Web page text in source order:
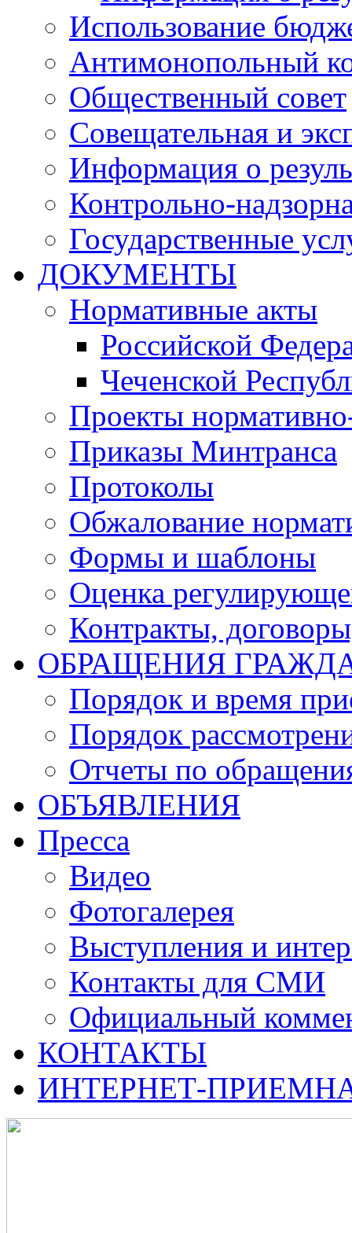
Использование
Антимонопольный
Общественный совет
Совещательная и
Информация о
Контрольно-
Государственные
ДОКУМЕНТЫ
Нормативные акты
Российской
Чеченской
Проекты
Приказы Минтранса
Протоколы
Обжалование
Формы и шаблоны
Оценка
Контракты,
ОБРАЩЕНИЯ
Порядок и время
Порядок
Отчеты по
ОБЪЯВЛЕНИЯ
Пресса
Видео
Фотогалерея
Выступления и
Контакты для СМИ
Официальный
КОНТАКТЫ
ИНТЕРНЕТ-